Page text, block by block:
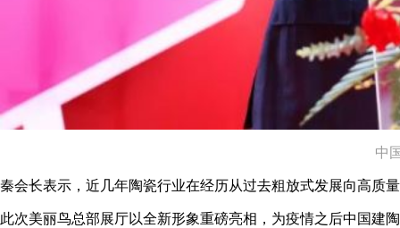
中
秦会长表示，近几年陶瓷行业在经历从过去粗放式发展向高质
此次美丽鸟总部展厅以全新形象重磅亮相，为疫情之后中国建